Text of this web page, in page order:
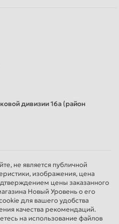
дивизии 16а (район
не является публичной
изображения, цена
цены заказанного
Новый Уровень о его
для вашего удобства
качества рекомендаций.
на использование файлов